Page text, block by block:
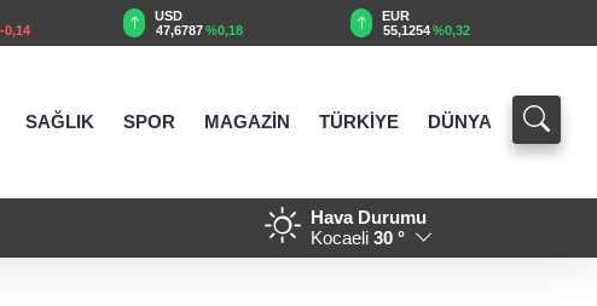
55,1254
64,3468
SAĞLIK SPOR MAGAZİN TÜRKİYE DÜNYA
Kültür ve Sanat Festivali büyüledi 13:37 - Türk Dünyasının kalbi
Hava Durumu
Kocaeli 30 °